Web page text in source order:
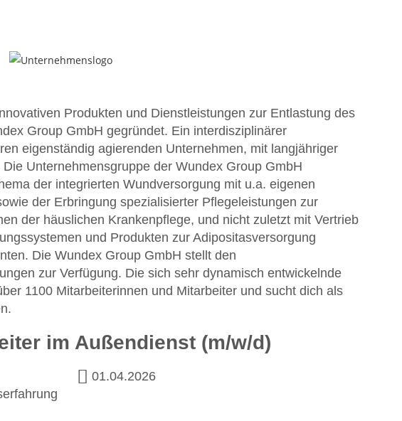
Produkten und Dienstleistungen zur Entlastung des
Group GmbH gegründet. Ein interdisziplinärer
eigenständig agierenden Unternehmen, mit langjähriger
Unternehmensgruppe der Wundex Group GmbH
der integrierten Wundversorgung mit u.a. eigenen
der Erbringung spezialisierter Pflegeleistungen zur
der häuslichen Krankenpflege, und nicht zuletzt mit Vertrieb
und Produkten zur Adipositasversorgung
Die Wundex Group GmbH stellt den
zur Verfügung. Die sich sehr dynamisch entwickelnde
1100 Mitarbeiterinnen und Mitarbeiter und sucht dich als
im Außendienst (m/w/d)
01.04.2026